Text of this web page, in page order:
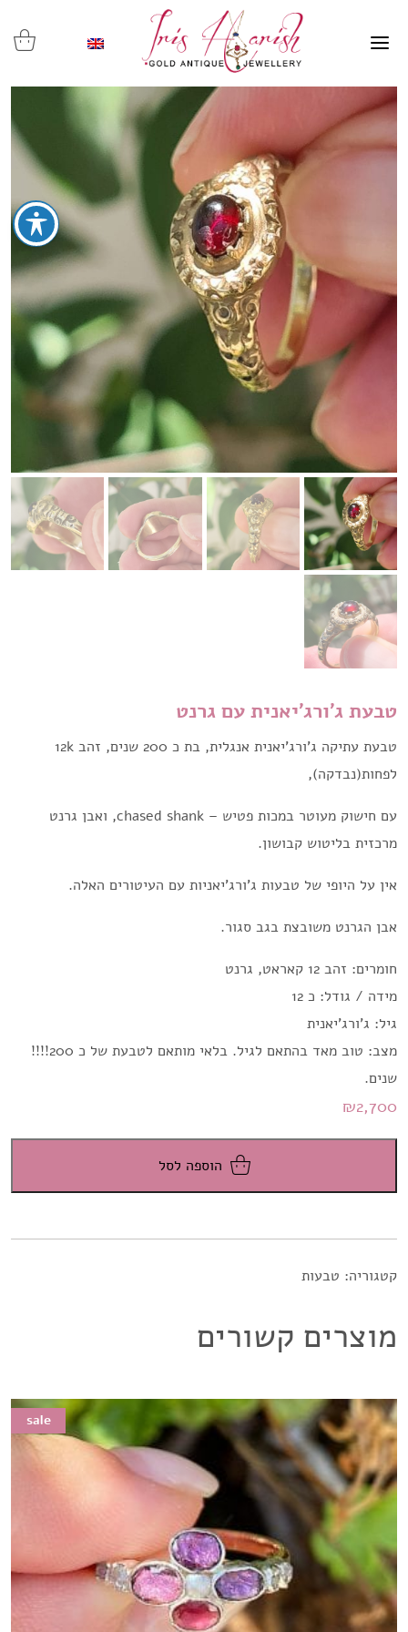
טבעת ג'ורג'יאנית עם גרנט
טבעת עתיקה ג'ורג'יאנית אנגלית, בת כ 200 שנים, זהב 12k
לפחות(נבדקה),
עם חישוק מעוטר במכות פטיש – chased shank, ואבן גרנט
מרכזית בליטוש קבושון.
אין על היופי של טבעות ג'ורג'יאניות עם העיטורים האלה.
אבן הגרנט משובצת בגב סגור.
חומרים: זהב 12 קאראט, גרנט
מידה / גודל: כ 12
גיל: ג'ורג'יאנית
מצב: טוב מאד בהתאם לגיל. בלאי מותאם לטבעת של כ 200!!!!
שנים.
₪2,700
הוספה לסל
קטגוריה: טבעות
מוצרים קשורים
sale
sale